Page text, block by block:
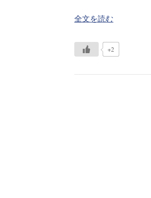
全文を読む
+2